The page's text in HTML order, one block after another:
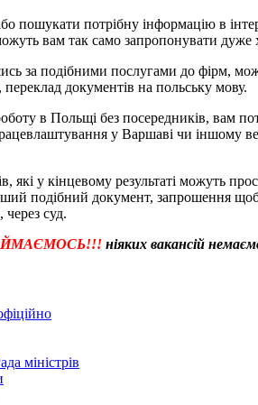
пошукати потрібну інформацію в
вам так само запропонувати дуже
за подібними послугами до фірм,
документів на польську мову.
в Польщі без посередників, вам
у Варшаві чи іншому
які у кінцевому результаті можуть
подібний документ, запрошення
через суд.
ніяких вакансій
міністрів